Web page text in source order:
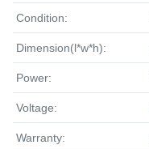
Condition:
Dimension(l*w*h):
Power:
Voltage:
Warranty: